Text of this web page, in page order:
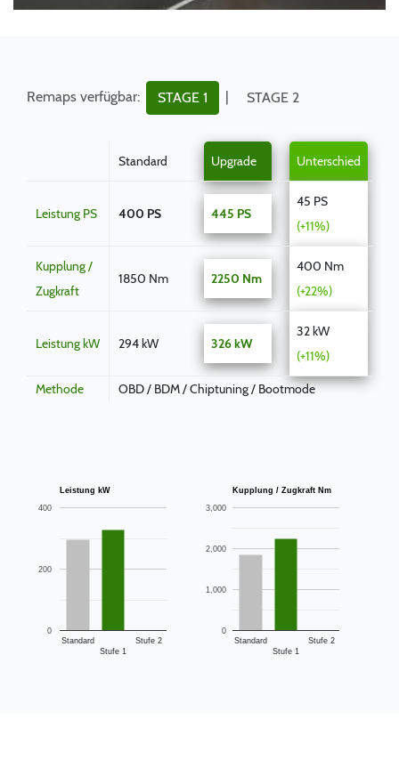
Remaps verfügbar: STAGE 1 | STAGE 2
Standard Upgrade Unterschied
Leistung PS 400 PS 445 PS
45 PS
(+11%)
Kupplung /
Zugkraft
1850 Nm 2250 Nm
400 Nm
(+22%)
Leistung kW 294 kW 326 kW
32 kW
(+11%)
Methode OBD / BDM / Chiptuning / Bootmode
Leistung kW
Standard
Stufe 1
Stufe 2
0
200
400
Kupplung / Zugkraft Nm
Standard
Stufe 1
Stufe 2
0
1,000
2,000
3,000